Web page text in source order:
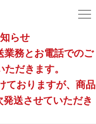
らせ
業務とお電話でのご
だきます。
ておりますが、商品
送させていただき